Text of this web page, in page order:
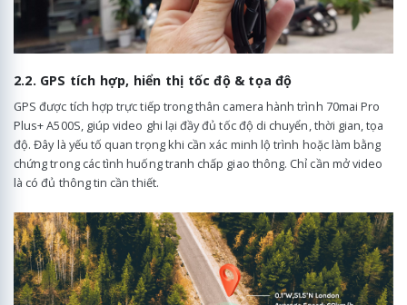
2.2. GPS tích hợp, hiển thị tốc độ & tọa độ
GPS được tích hợp trực tiếp trong thân camera hành trình 70mai Pro
Plus+ A500S, giúp video ghi lại đầy đủ tốc độ di chuyển, thời gian, tọa
độ. Đây là yếu tố quan trọng khi cần xác minh lộ trình hoặc làm bằng
chứng trong các tình huống tranh chấp giao thông. Chỉ cần mở video
là có đủ thông tin cần thiết.